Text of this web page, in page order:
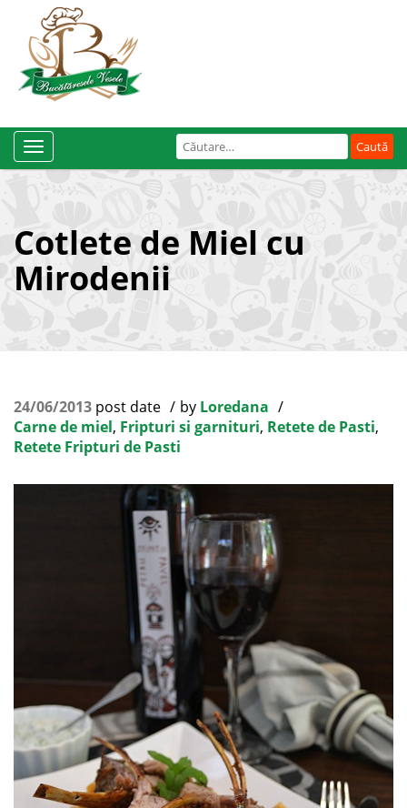
Caută
după:
Toggle
Navigation
Cotlete de Miel cu
Mirodenii
24/06/2013 post date by Loredana
Carne de miel, Fripturi si garnituri, Retete de Pasti,
Retete Fripturi de Pasti